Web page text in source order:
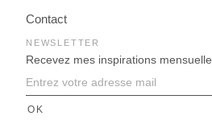
Contact
NEWSLETTER
Recevez mes inspirations